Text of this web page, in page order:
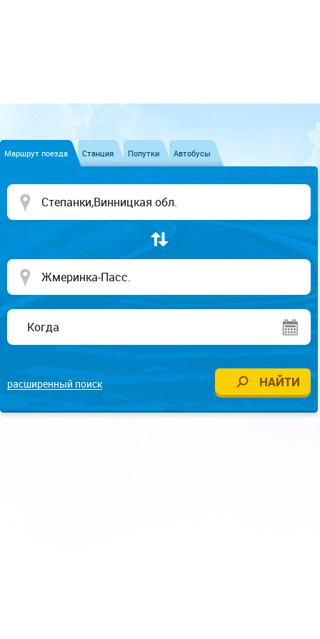
Маршрут поезда Станция Попутки Автобусы
расширенный поиск